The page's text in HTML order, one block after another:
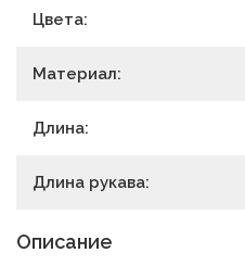
Цвета:
Материал:
Длина:
Длина рукава:
Описание